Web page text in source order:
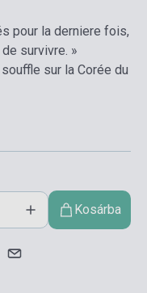
pour la derniere fois,
survivre. »
sur la Corée du
Kosárba